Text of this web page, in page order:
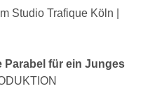
Studio Trafique Köln |
Parabel für ein Junges